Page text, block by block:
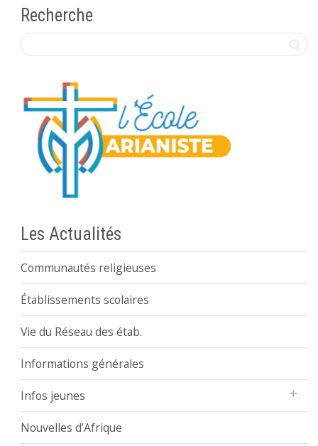
Recherche
Les Actualités
Communautés religieuses
Établissements scolaires
Vie du Réseau des étab.
Informations générales
Infos jeunes
Nouvelles d’Afrique